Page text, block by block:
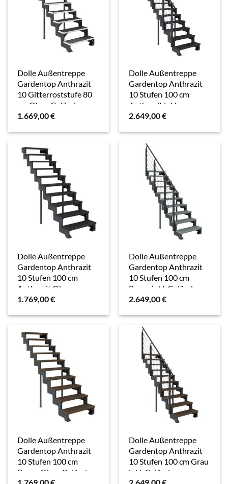
Dolle Außentreppe
Gardentop Anthrazit
10 Gitterroststufe 80
cm Ohne Geländer
1.669,00€
Dolle Außentreppe
Gardentop Anthrazit
10 Stufen 100 cm
Anthrazit inkl.
Geländer
2.649,00€
Dolle Außentreppe
Gardentop Anthrazit
10 Stufen 100 cm
Anthrazit Ohne
Geländer
1.769,00€
Dolle Außentreppe
Gardentop Anthrazit
10 Stufen 100 cm
Braun inkl. Geländer
2.649,00€
Dolle Außentreppe
Gardentop Anthrazit
10 Stufen 100 cm
Braun Ohne Geländer
Dolle Außentreppe
Gardentop Anthrazit
10 Stufen 100 cm Grau
inkl. Geländer